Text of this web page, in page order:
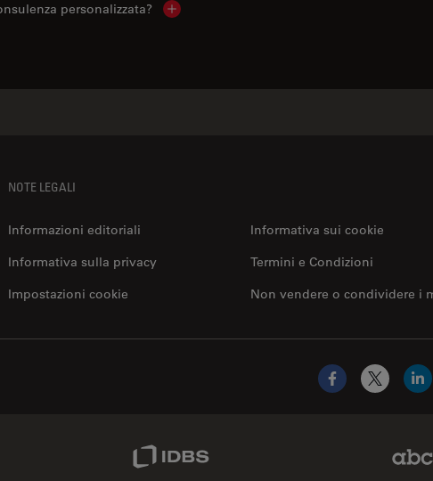
personalizzata? Show local contacts
NOTE LEGALI
Informazioni editoriali
Informativa sui cookie
Informativa sulla privacy
Non vendere o condividere i
Termini e Condizioni
Impostazioni cookie
Facebook
X
IDBS Link